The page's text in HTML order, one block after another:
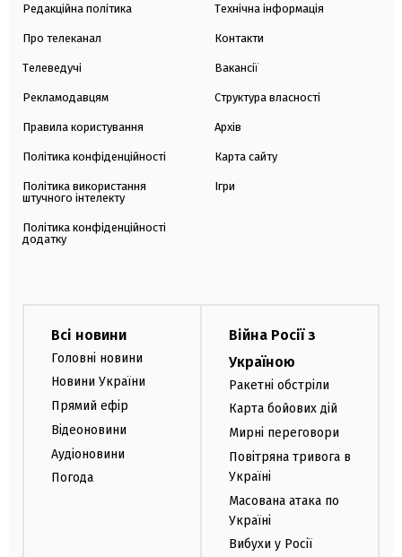
Редакційна політика
Про телеканал
Телеведучі
Рекламодавцям
Правила користування
Політика конфіденційності
Політика використання
штучного інтелекту
Політика конфіденційності
додатку
Технічна інформація
Контакти
Вакансії
Структура власності
Архів
Карта сайту
Ігри
Всі новини
Головні новини
Новини України
Прямий ефір
Відеоновини
Аудіоновини
Погода
Війна Росії з
Україною
Ракетні обстріли
Карта бойових дій
Мирні переговори
Повітряна тривога в
Україні
Масована атака по
Україні
Вибухи у Росії